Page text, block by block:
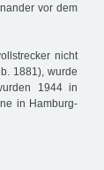
vor dem
nicht
1881), wurde
1944 in
in Hamburg-